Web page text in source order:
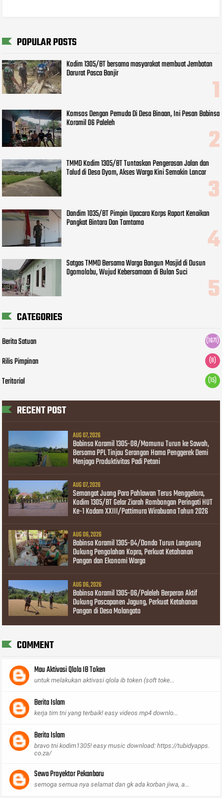
POPULAR POSTS
Kodim 1305/BT bersama masyarakat membuat Jembatan
Darurat Pasca Banjir
Komsos Dengan Pemuda Di Desa Binaan, Ini Pesan Babinsa
Koramil 06 Paleleh
TMMD Kodim 1305/BT Tuntaskan Pengerasan Jalan dan
Talud di Desa Oyom, Akses Warga Kini Semakin Lancar
Dandim 1035/BT Pimpin Upacara Korps Raport Kenaikan
Pangkat Bintara Dan Tamtama
Satgas TMMD Bersama Warga Bangun Masjid di Dusun
Ogomolobu, Wujud Kebersamaan di Bulan Suci
CATEGORIES
Berita Satuan (1671)
Rilis Pimpinan (8)
Teritorial (15)
RECENT POST
AUG 07, 2026
Babinsa Koramil 1305-08/Momunu Turun ke Sawah,
Bersama PPL Tinjau Serangan Hama Penggerek Demi
Menjaga Produktivitas Padi Petani
AUG 07, 2026
Semangat Juang Para Pahlawan Terus Menggelora,
Kodim 1305/BT Gelar Ziarah Rombongan Peringati HUT
Ke-1 Kodam XXIII/Pattimura Wirabuana Tahun 2026
AUG 06, 2026
Babinsa Koramil 1305-04/Dondo Turun Langsung
Dukung Pengolahan Kopra, Perkuat Ketahanan
Pangan dan Ekonomi Warga
AUG 06, 2026
Babinsa Koramil 1305-06/Paleleh Berperan Aktif
Dukung Pascapanen Jagung, Perkuat Ketahanan
Pangan di Desa Molangato
COMMENT
Mau Aktivasi Qlola IB Token
untuk melakukan aktivasi qlola ib token (soft toke...
Berita Islam
kerja tim tni yang terbaik! easy videos mp4 downlo...
Berita Islam
bravo tni kodim1305! easy music download: https://tubidyapps.
co.za/
Sewa Proyektor Pekanbaru
semoga semua nya selamat dan gk ada korban jiwa, a...